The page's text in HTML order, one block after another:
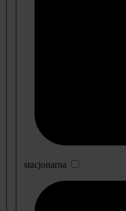
stacjonarna